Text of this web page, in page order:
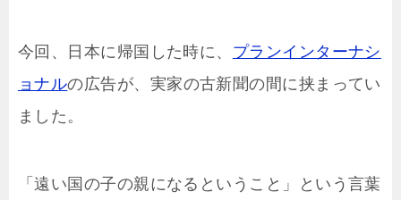
今回、日本に帰国した時に、 プランインターナシ
ョナルの広告が、実家の古新聞の間に挟まってい
ました。
「遠い国の子の親になるということ」という言葉